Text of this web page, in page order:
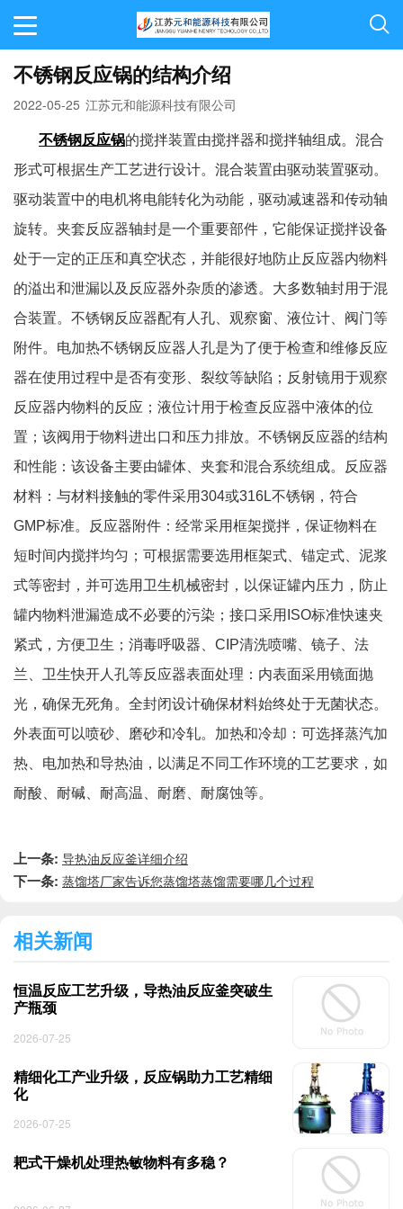
不锈钢反应锅的结构介绍
2022-05-25 江苏元和能源科技有限公司
不锈钢反应锅的搅拌装置由搅拌器和搅拌轴组成。混合
形式可根据生产工艺进行设计。混合装置由驱动装置驱动。
驱动装置中的电机将电能转化为动能，驱动减速器和传动轴
旋转。夹套反应器轴封是一个重要部件，它能保证搅拌设备
处于一定的正压和真空状态，并能很好地防止反应器内物料
的溢出和泄漏以及反应器外杂质的渗透。大多数轴封用于混
合装置。不锈钢反应器配有人孔、观察窗、液位计、阀门等
附件。电加热不锈钢反应器人孔是为了便于检查和维修反应
器在使用过程中是否有变形、裂纹等缺陷；反射镜用于观察
反应器内物料的反应；液位计用于检查反应器中液体的位
置；该阀用于物料进出口和压力排放。不锈钢反应器的结构
和性能：该设备主要由罐体、夹套和混合系统组成。反应器
材料：与材料接触的零件采用304或316L不锈钢，符合
GMP标准。反应器附件：经常采用框架搅拌，保证物料在
短时间内搅拌均匀；可根据需要选用框架式、锚定式、泥浆
式等密封，并可选用卫生机械密封，以保证罐内压力，防止
罐内物料泄漏造成不必要的污染；接口采用 ISO标准快速夹
紧式，方便卫生；消毒呼吸器、 CIP清洗喷嘴、镜子、法
兰、卫生快开人孔等反应器表面处理：内表面采用镜面抛
光，确保无死角。全封闭设计确保材料始终处于无菌状态。
外表面可以喷砂、磨砂和冷轧。加热和冷却：可选择蒸汽加
热、电加热和导热油，以满足不同工作环境的工艺要求，如
耐酸、耐碱、耐高温、耐磨、耐腐蚀等。
上一条: 导热油反应釜详细介绍
下一条: 蒸馏塔厂家告诉您蒸馏塔蒸馏需要哪几个过程
相关新闻
恒温反应工艺升级，导热油反应釜突破生
产瓶颈
2026-07-25
精细化工产业升级，反应锅助力工艺精细
化
2026-07-25
耙式干燥机处理热敏物料有多稳？